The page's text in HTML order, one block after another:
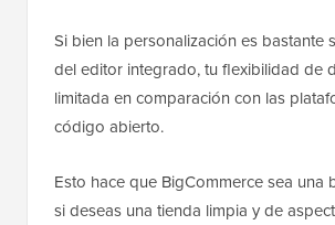
Si bien la personalización es bastante
del editor integrado, tu flexibilidad de
limitada en comparación con las
código abierto.
Esto hace que BigCommerce sea una
si deseas una tienda limpia y de